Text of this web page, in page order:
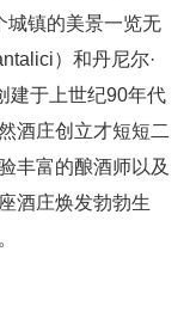
城镇的美景一览无
）和丹尼尔·
建于上世纪90年代
酒庄创立才短短二
丰富的酿酒师以及
酒庄焕发勃勃生